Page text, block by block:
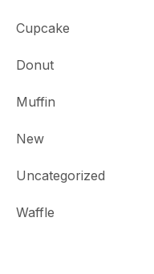
Cupcake
Donut
Muffin
New
Uncategorized
Waffle